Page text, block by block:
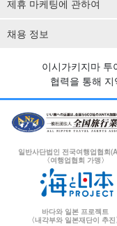
제휴 마케팅에 관하여
채용 정보
이시가키지마
협력을 통해
일반사단법인 전국여행업협회
〈여행업협회 가맹〉
바다와 일본 프로젝트
〈내각부와 일본재단이 추진